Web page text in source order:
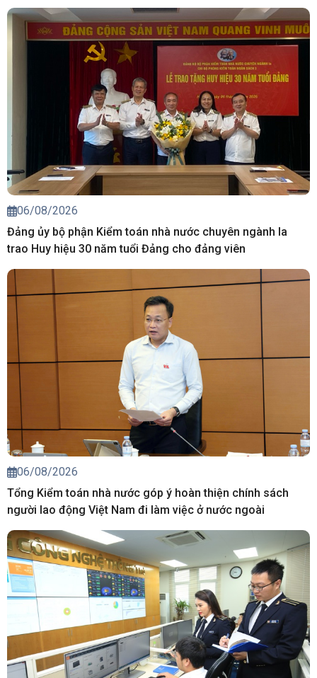
06/08/2026
Đảng ủy bộ phận Kiểm toán nhà nước chuyên ngành Ia
trao Huy hiệu 30 năm tuổi Đảng cho đảng viên
06/08/2026
Tổng Kiểm toán nhà nước góp ý hoàn thiện chính sách
người lao động Việt Nam đi làm việc ở nước ngoài